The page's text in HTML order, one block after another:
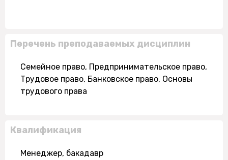
Перечень преподаваемых дисциплин
Семейное право, Предпринимательское право,
Трудовое право, Банковское право, Основы
трудового права
Квалификация
Менеджер, бакадавр